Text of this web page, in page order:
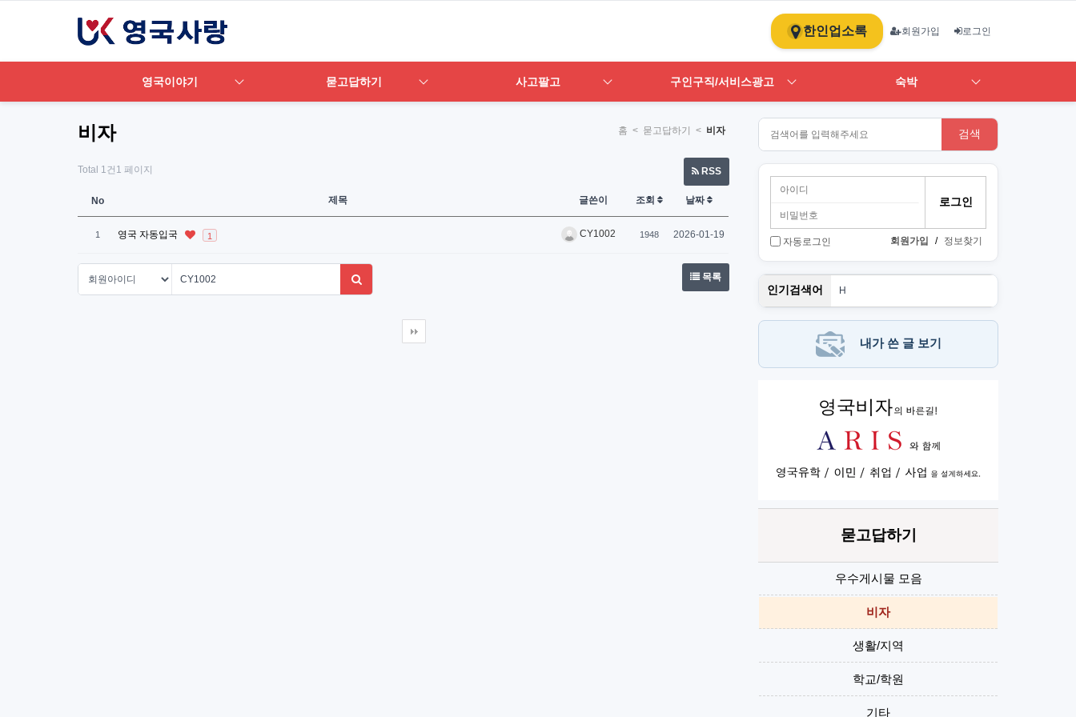
한인업소록 회원가입 로그인
영국이야기 묻고답하기 사고팔고 구인구직/서비스광고 숙박
비자 홈 < 묻고답하기 < 비자
Total 1건 1 페이지 RSS
No 제목 글쓴이 조회 날짜
1 영국 자동입국 1 CY1002 1948 2026-01-19
목록
검색
자동로그인 회원가입 / 정보찾기
인기검색어
PT
H
스
뉴몰
art
내가 쓴 글 보기
묻고답하기
우수게시물 모음
비자
생활/지역
학교/학원
기타